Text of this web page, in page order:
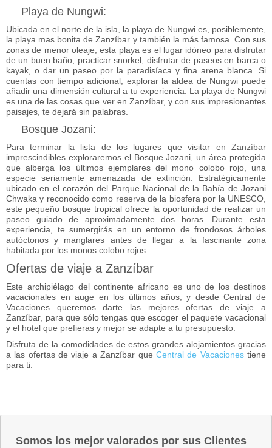
Playa de Nungwi:
Ubicada en el norte de la isla, la playa de Nungwi es, posiblemente,
la playa mas bonita de Zanzíbar y también la más famosa. Con sus
zonas de menor oleaje, esta playa es el lugar idóneo para disfrutar
de un buen baño, practicar snorkel, disfrutar de paseos en barca o
kayak, o dar un paseo por la paradisíaca y fina arena blanca. Si
cuentas con tiempo adicional, explorar la aldea de Nungwi puede
añadir una dimensión cultural a tu experiencia. La playa de Nungwi
es una de las cosas que ver en Zanzíbar, y con sus impresionantes
paisajes, te dejará sin palabras.
Bosque Jozani:
Para terminar la lista de los lugares que visitar en Zanzíbar
imprescindibles exploraremos el Bosque Jozani, un área protegida
que alberga los últimos ejemplares del mono colobo rojo, una
especie seriamente amenazada de extinción. Estratégicamente
ubicado en el corazón del Parque Nacional de la Bahía de Jozani
Chwaka y reconocido como reserva de la biosfera por la UNESCO,
este pequeño bosque tropical ofrece la oportunidad de realizar un
paseo guiado de aproximadamente dos horas. Durante esta
experiencia, te sumergirás en un entorno de frondosos árboles
autóctonos y manglares antes de llegar a la fascinante zona
habitada por los monos colobo rojos.
Ofertas de viaje a Zanzíbar
Este archipiélago del continente africano es uno de los destinos
vacacionales en auge en los últimos años, y desde Central de
Vacaciones queremos darte las mejoresofertas de viaje a
Zanzíbar, para que sólo tengas que escoger el paquete vacacional
y el hotel que prefieras y mejor se adapte a tu presupuesto.
Disfruta de la comodidades de estos grandes alojamientos gracias
a las ofertas de viaje a Zanzíbar que Central de Vacacionestiene
para ti.
Somos los mejor valorados por sus Clientes